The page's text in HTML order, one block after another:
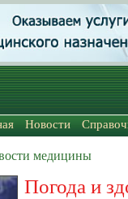
Новости
медицины
Погода и